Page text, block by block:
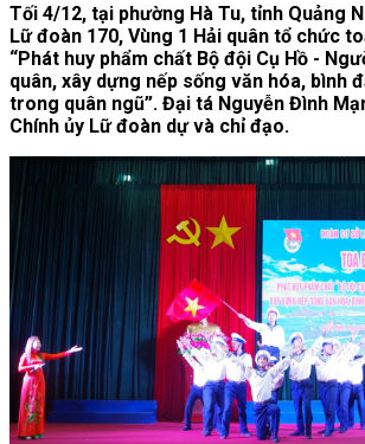
Tối 4/12, tại phường Hà Tu, tỉnh Quảng
Lữ đoàn 170, Vùng 1 Hải quân tổ chức
“Phát huy phẩm chất Bộ đội Cụ Hồ -
quân, xây dựng nếp sống văn hóa, bình
trong quân ngũ”. Đại tá Nguyễn Đình
Chính ủy Lữ đoàn dự và chỉ đạo.